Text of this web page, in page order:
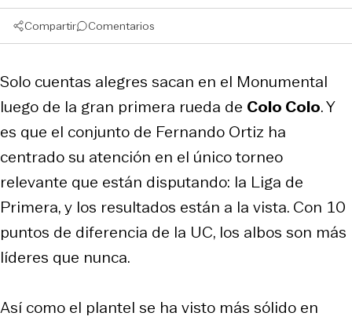
Compartir Comentarios
Solo cuentas alegres sacan en el Monumental
luego de la gran primera rueda de Colo Colo. Y
es que el conjunto de Fernando Ortiz ha
centrado su atención en el único torneo
relevante que están disputando: la Liga de
Primera, y los resultados están a la vista. Con 10
puntos de diferencia de la UC, los albos son más
líderes que nunca.
Así como el plantel se ha visto más sólido en